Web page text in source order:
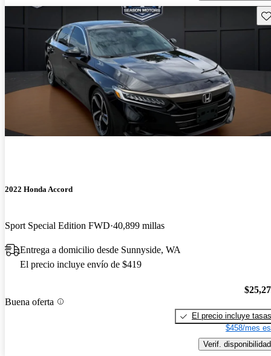
2022 Honda Accord
Sport Special Edition FWD 40,899 millas
Entrega a domicilio desde Sunnyside, WA
El precio incluye envío de $419
Buena oferta
El precio incluye tasas
$458/mes
Verif. disponibilidad